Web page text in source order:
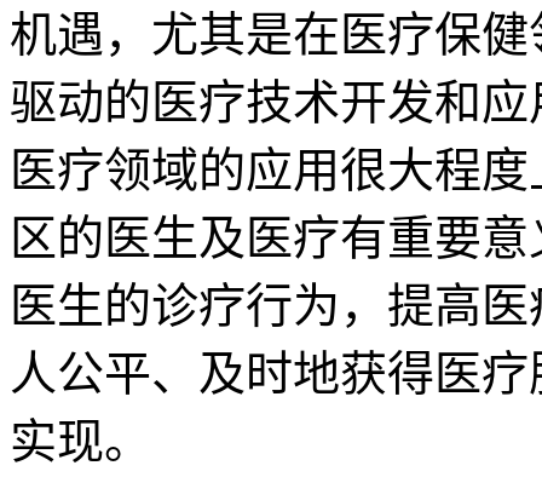
机遇，尤其是在医疗保
驱动的医疗技术开发和
医疗领域的应用很大程
区的医生及医疗有重要
医生的诊疗行为，提高
人公平、及时地获得医
实现。